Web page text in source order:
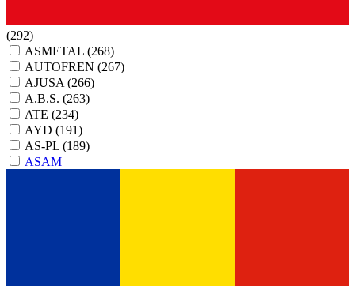
(292)
ASMETAL (268)
AUTOFREN (267)
AJUSA (266)
A.B.S. (263)
ATE (234)
AYD (191)
AS-PL (189)
ASAM